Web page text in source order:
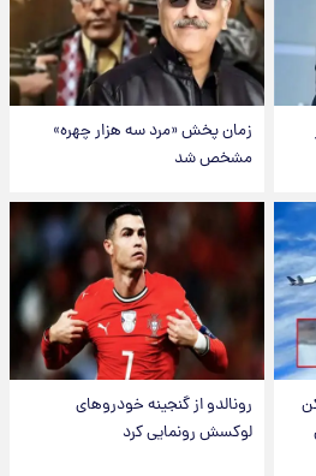
زمان پخش «مرد سه هزار چهره»
مشخص شد
رونالدو از گنجینه خودروهای
لوکسش رونمایی کرد